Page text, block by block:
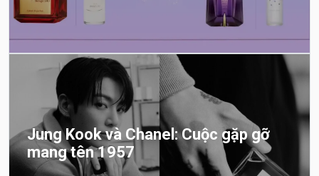
Jung Kook và Chanel: Cuộc gặp gỡ
mang tên 1957